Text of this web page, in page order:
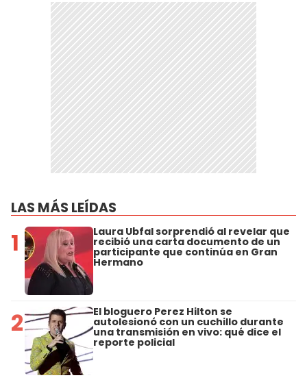
LAS MÁS LEÍDAS
1 Laura Ubfal sorprendió al revelar que
recibió una carta documento de un
participante que continúa en Gran
Hermano
2 El bloguero Perez Hilton se
autolesionó con un cuchillo durante
una transmisión en vivo: qué dice el
reporte policial